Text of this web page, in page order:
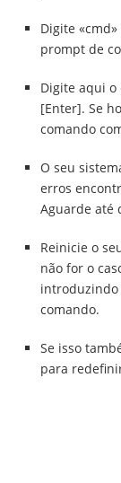
Digite
prompt de
Digite aqui o
[Enter]. Se
comando
O seu
erros
Aguarde até
Reinicie o
não for o
introduzindo
comando.
Se isso
para